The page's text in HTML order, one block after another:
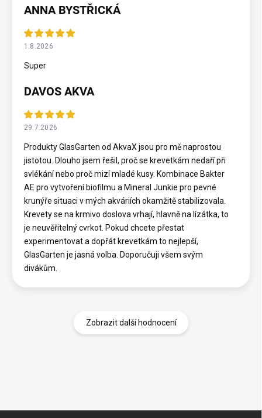
ANNA BYSTŘICKÁ
1.8.2026
Super
DAVOS AKVA
29.7.2026
Produkty GlasGarten od AkvaX jsou pro mě naprostou
jistotou. Dlouho jsem řešil, proč se krevetkám nedaří při
svlékání nebo proč mizí mladé kusy. Kombinace Bakter
AE pro vytvoření biofilmu a Mineral Junkie pro pevné
krunýře situaci v mých akváriích okamžitě stabilizovala.
Krevety se na krmivo doslova vrhají, hlavně na lízátka, to
je neuvěřitelný cvrkot. Pokud chcete přestat
experimentovat a dopřát krevetkám to nejlepší,
GlasGarten je jasná volba. Doporučuji všem svým
divákům.
Zobrazit další hodnocení